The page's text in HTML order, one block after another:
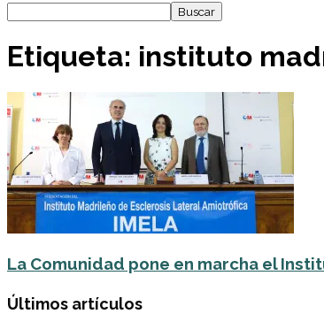
Etiqueta: instituto
La Comunidad pone en marcha el
Últimos artículos